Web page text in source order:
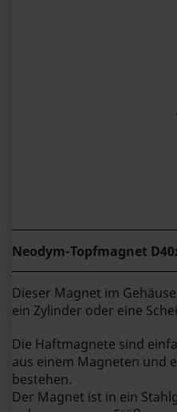
Neodym-Topfmagnet
Dieser Magnet im
ein Zylinder oder eine
Die Haftmagnete sind
aus einem Magneten und
bestehen.
Der Magnet ist in ein